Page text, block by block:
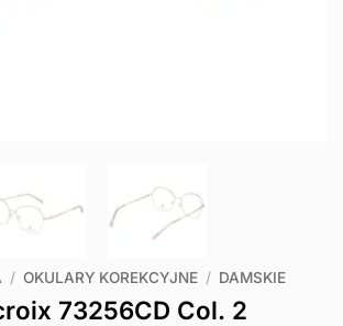
/ OKULARY KOREKCYJNE / DAMSKIE
73256CD Col. 2